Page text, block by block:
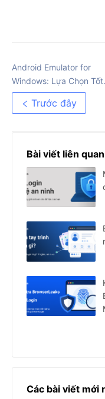
Android Emulator for
Windows: Lựa Chọn Tốt
Nhất Theo Nhu Cầu Năm
2026 Trước đây
Bài viết liên quan
Các bài viết mới